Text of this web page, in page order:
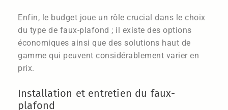
Enfin, le budget joue un rôle crucial dans le choix
du type de faux-plafond ; il existe des options
économiques ainsi que des solutions haut de
gamme qui peuvent considérablement varier en
prix.
Installation et entretien du faux-
plafond